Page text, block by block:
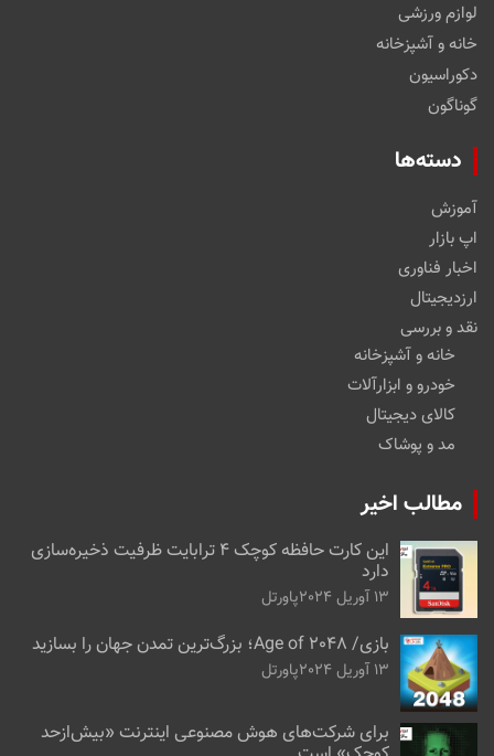
لوازم ورزشی
خانه و آشپزخانه
دکوراسیون
گوناگون
دسته‌ها
آموزش
اپ بازار
اخبار فناوری
ارزدیجیتال
نقد و بررسی
خانه و آشپزخانه
خودرو و ابزارآلات
کالای دیجیتال
مد و پوشاک
مطالب اخیر
این کارت حافظه کوچک ۴ ترابایت ظرفیت ذخیره‌سازی
دارد
13 آوریل 2024 پاورتل
بازی/ Age of 2048؛ بزرگ‌ترین تمدن جهان را بسازید
13 آوریل 2024 پاورتل
برای شرکت‌های هوش مصنوعی اینترنت «بیش‌از‌حد